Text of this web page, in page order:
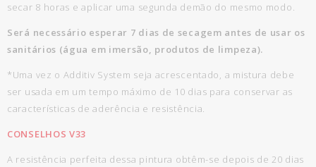
secar 8 horas e aplicar uma segunda demão do mesmo modo.
Será necessário esperar 7 dias de secagem antes de usar os
sanitários (água em imersão, produtos de limpeza).
*Uma vez o Additiv System seja acrescentado, a mistura debe
ser usada em um tempo máximo de 10 dias para conservar as
características de aderência e resistência.
CONSELHOS V33
A resistência perfeita dessa pintura obtêm-se depois de 20 dias